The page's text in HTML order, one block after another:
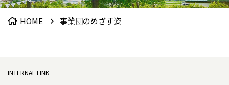
HOME 事業団のめざす姿
INTERNAL LINK